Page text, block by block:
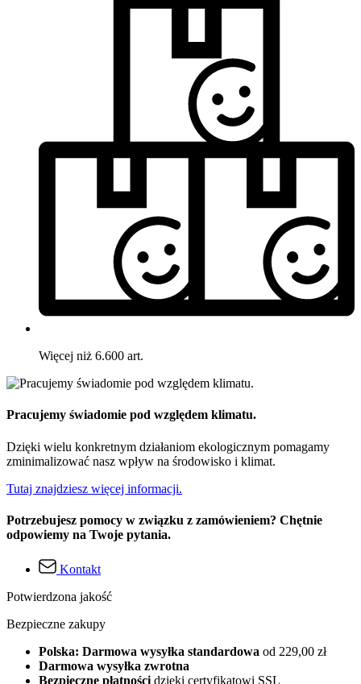
Więcej niż 6.600 art.
Pracujemy świadomie pod względem klimatu.
Dzięki wielu konkretnym działaniom ekologicznym pomagamy
zminimalizować nasz wpływ na środowisko i klimat.
Tutaj znajdziesz więcej informacji.
Potrzebujesz pomocy w związku z zamówieniem? Chętnie
odpowiemy na Twoje pytania.
Kontakt
Potwierdzona jakość
Bezpieczne zakupy
Polska: Darmowa wysyłka standardowa od 229,00 zł
Darmowa wysyłka zwrotna
Bezpieczne płatności dzięki certyfikatowi SSL